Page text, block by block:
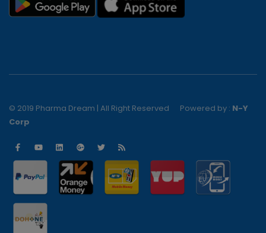
© 2019 Pharma Dream | All Right Reserved Powered by : N-Y
Corp